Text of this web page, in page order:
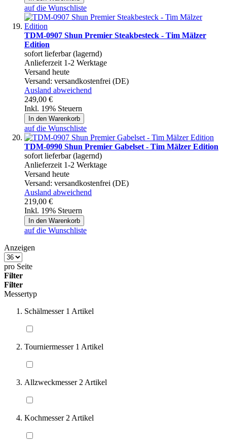
auf die Wunschliste
TDM-0907 Shun Premier Steakbesteck - Tim Mälzer
Edition
sofort lieferbar (lagernd)
Anlieferzeit 1-2 Werktage
Versand heute
Versand: versandkostenfrei (DE)
Ausland abweichend
249,00 €
Inkl. 19% Steuern
In den Warenkorb
auf die Wunschliste
TDM-0990 Shun Premier Gabelset - Tim Mälzer Edition
sofort lieferbar (lagernd)
Anlieferzeit 1-2 Werktage
Versand heute
Versand: versandkostenfrei (DE)
Ausland abweichend
219,00 €
Inkl. 19% Steuern
In den Warenkorb
auf die Wunschliste
Anzeigen
pro Seite
Filter
Filter
Messertyp
Schälmesser 1 Artikel
Tourniermesser 1 Artikel
Allzweckmesser 2 Artikel
Kochmesser 2 Artikel